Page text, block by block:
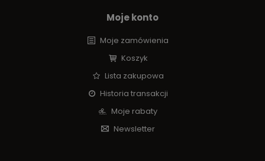
Moje konto
Moje zamówienia
Koszyk
Lista zakupowa
Historia transakcji
Moje rabaty
Newsletter